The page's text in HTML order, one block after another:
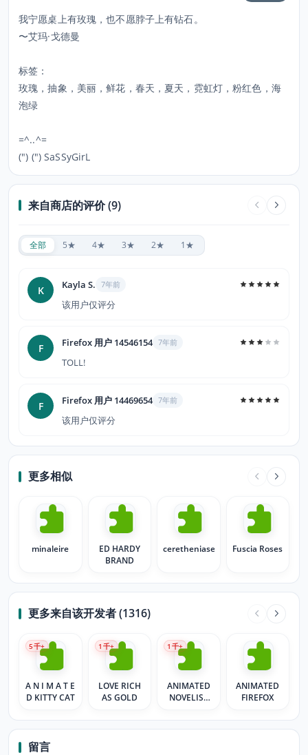
我宁愿桌上有玫瑰，也不愿脖子上有钻石。
〜艾玛·戈德曼
标签：
玫瑰，抽象，美丽，鲜花，春天，夏天，霓虹灯，粉红色，海
泡绿
=^..^=
(") (") SaSSyGirL
来自商店的评价 (9)
全部 5★ 4★ 3★ 2★ 1★
K Kayla S. 7年前
该用户仅评分
F Firefox 用户 14546154 7年前
TOLL!
F Firefox 用户 14469654 7年前
该用户仅评分
更多相似
minaleire
ED HARDY
BRAND
ceretheniase Fuscia Roses
更多来自该开发者 (1316)
A N I M A T E
D KITTY CAT
5千+
LOVE RICH
AS GOLD
1 千+
ANIMATED
NOVELIST
1 千+
ANIMATED
FIREFOX
留言